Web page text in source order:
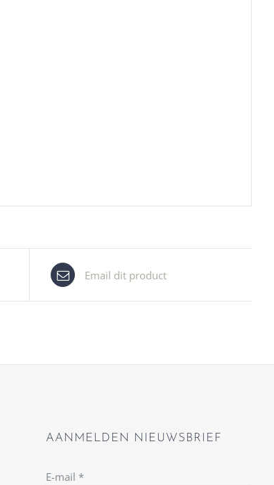
Email dit product
AANMELDEN NIEUWSBRIEF
E-mail *